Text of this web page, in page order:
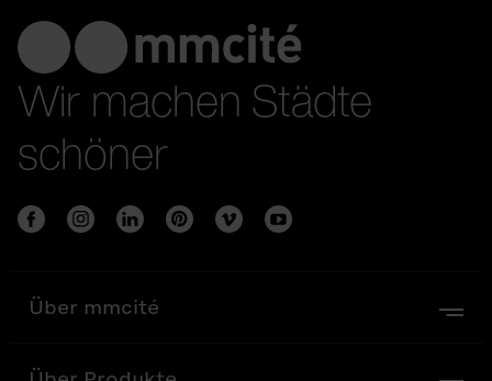
Wir machen Städte
schöner
Über mmcité